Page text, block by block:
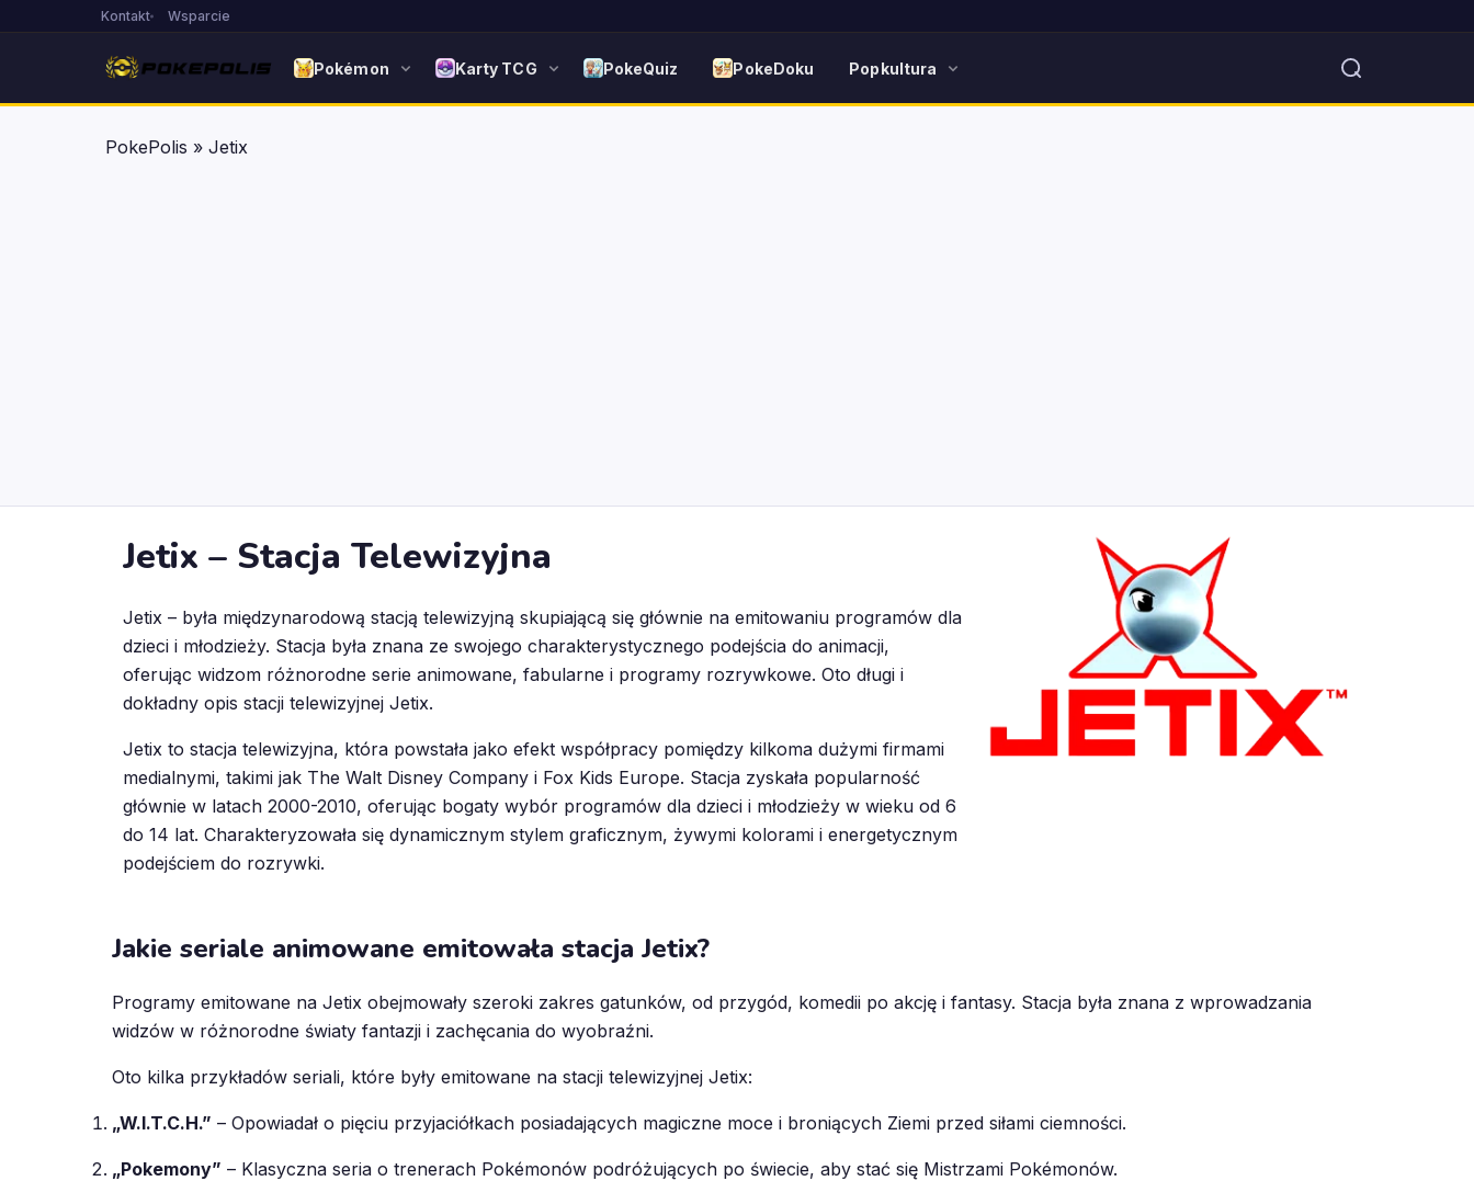
Kontakt Wsparcie
Pokémon Karty TCG PokeQuiz PokeDoku Popkultura
PokePolis » Jetix
Jetix – Stacja Telewizyjna
Jetix – była międzynarodową stacją telewizyjną skupiającą się głównie na emitowaniu programów dla
dzieci i młodzieży. Stacja była znana ze swojego charakterystycznego podejścia do animacji,
oferując widzom różnorodne serie animowane, fabularne i programy rozrywkowe. Oto długi i
dokładny opis stacji telewizyjnej Jetix.
Jetix to stacja telewizyjna, która powstała jako efekt współpracy pomiędzy kilkoma dużymi firmami
medialnymi, takimi jak The Walt Disney Company i Fox Kids Europe. Stacja zyskała popularność
głównie w latach 2000-2010, oferując bogaty wybór programów dla dzieci i młodzieży w wieku od 6
do 14 lat. Charakteryzowała się dynamicznym stylem graficznym, żywymi kolorami i energetycznym
podejściem do rozrywki.
Jakie seriale animowane emitowała stacja Jetix?
Programy emitowane na Jetix obejmowały szeroki zakres gatunków, od przygód, komedii po akcję i fantasy. Stacja była znana z wprowadzania
widzów w różnorodne światy fantazji i zachęcania do wyobraźni.
Oto kilka przykładów seriali, które były emitowane na stacji telewizyjnej Jetix:
„W.I.T.C.H.” – Opowiadał o pięciu przyjaciółkach posiadających magiczne moce i broniących Ziemi przed siłami ciemności.
„Pokemony” – Klasyczna seria o trenerach Pokémonów podróżujących po świecie, aby stać się Mistrzami Pokémonów.